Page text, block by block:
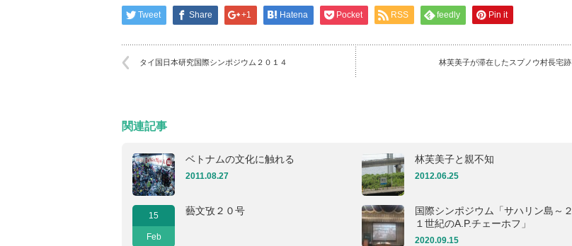
Tweet Share +1 Hatena Pocket RSS feedly Pin it
タイ国日本研究国際シンポジウム２０１４ 林芙美子が滞在したスプノウ村長宅跡
関連記事
ベトナムの文化に触れる
2011.08.27
林芙美子と親不知
2012.06.25
15
Feb
藝文攷２０号
国際シンポジウム「サハリン島～２
１世紀のA.P.チェーホフ」
2020.09.15